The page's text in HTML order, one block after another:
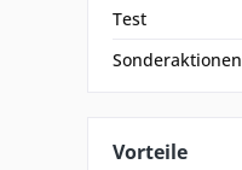
Test
Sonderaktionen
Vorteile